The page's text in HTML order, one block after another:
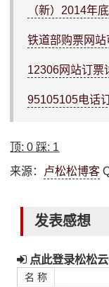
（新）2014年
铁道部购票网
12306网站订票
95105105电话
顶:0 踩: 1
来源： 卢松松博客
发表感想
点此登录松松
名 称